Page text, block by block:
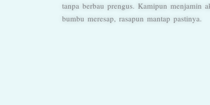
tanpa berbau prengus. Kamipun menjamin
bumbu meresap, rasapun mantap pastinya.